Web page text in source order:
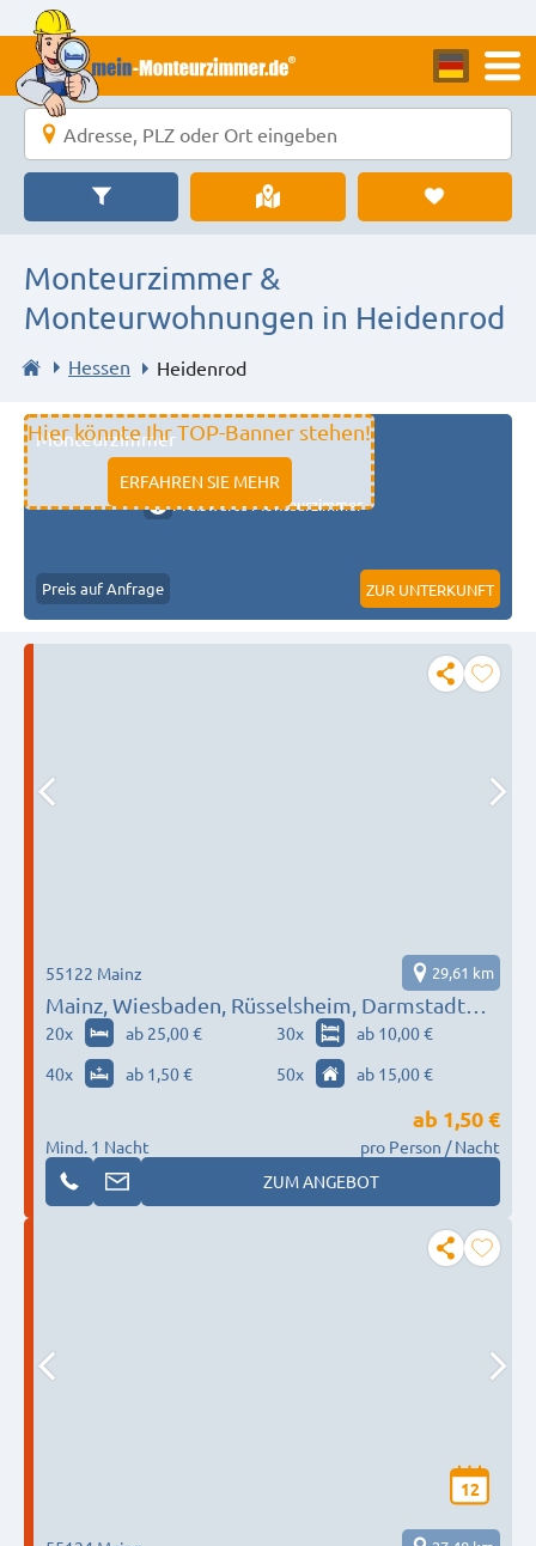
Monteurzimmer &
Monteurwohnungen in Heidenrod
Hessen Heidenrod
Hier könnte Ihr TOP-Banner stehen!
ERFAHREN SIE MEHR
Monteurzimmer
11333 fulda
Preiswerte Monteurzimmer
Preis auf Anfrage ZUR UNTERKUNFT
Mainz, Wiesbaden, Rüsselsheim, Darmstadt…
55122 Mainz 29,61 km
20x ab 25,00 € 30x
ab 10,00 €
40x ab 1,50 € 50x ab 15,00 €
Mind. 1 Nacht
ab 1,50 €
pro Person / Nacht
ZUM ANGEBOT
12